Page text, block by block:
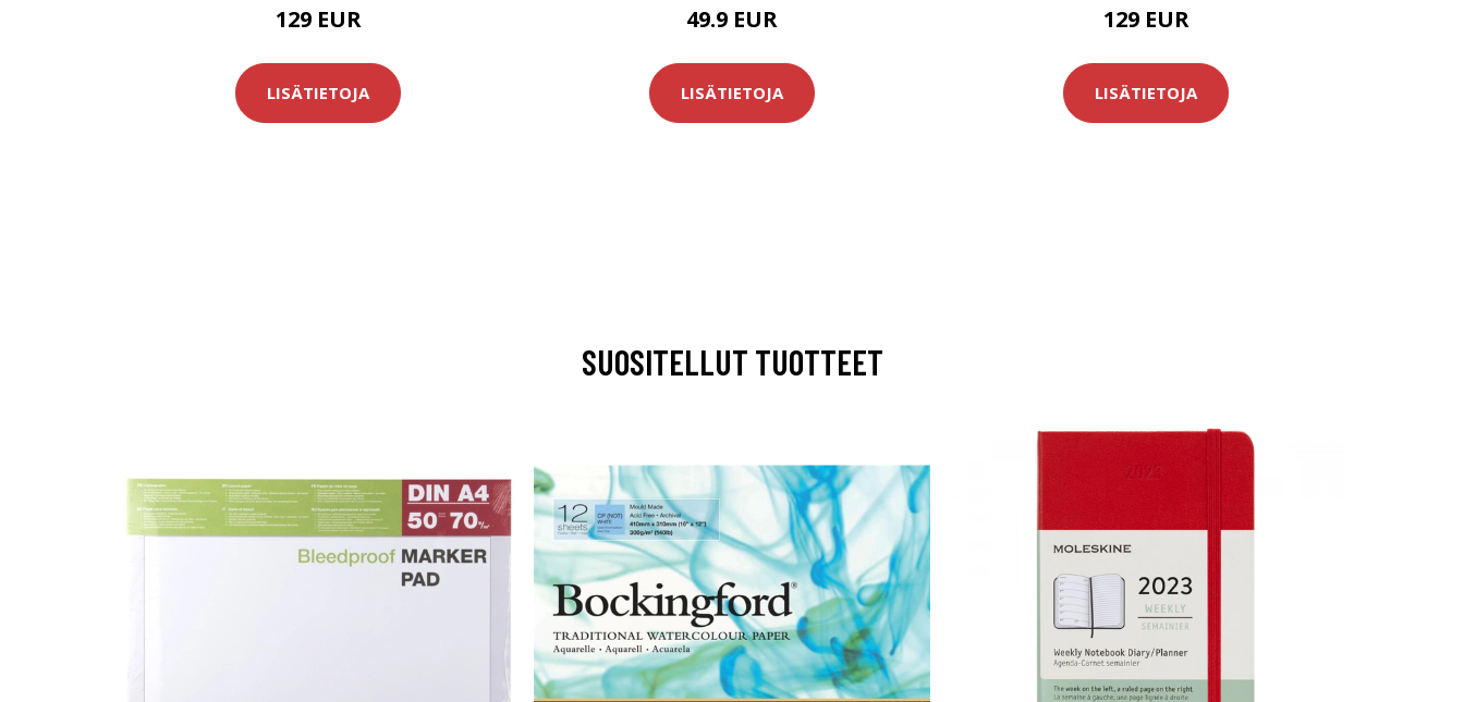
129 EUR
LISÄTIETOJA
49.9 EUR
LISÄTIETOJA
129 EUR
LISÄTIETOJA
SUOSITELLUT TUOTTEET